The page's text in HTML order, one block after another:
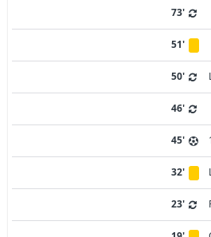
73'
51'
50'
46'
45'
32'
23'